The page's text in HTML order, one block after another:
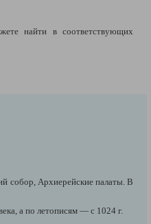
найти в соответствующих
собор, Архиерейские палаты. В
а по летописям — с 1024 г.